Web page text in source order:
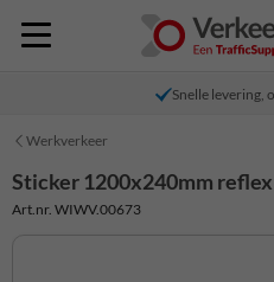
Snelle levering,
Werkverkeer
Sticker 1200x240mm
Art.nr. WIWV.00673